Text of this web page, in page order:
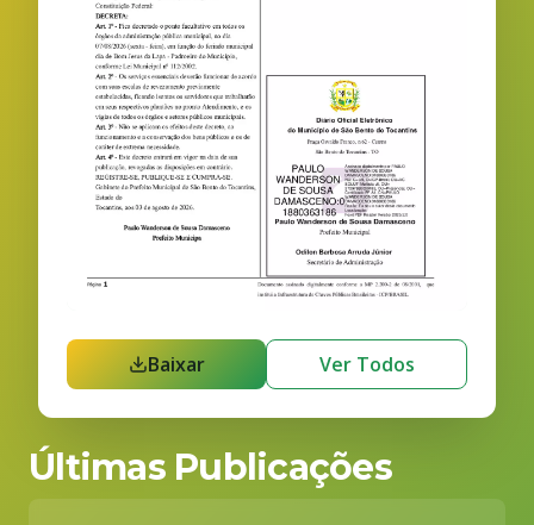
Baixar Ver Todos
Últimas Publicações